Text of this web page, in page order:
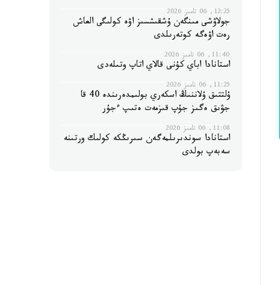
12:25, 06 تامىز 2026
جولاۋشى مىنگەن ۇشقىشسىز اۋە كولىگى العاش
رەت اۋەگە كوتەرىلدى
11:40, 06 تامىز 2026
استانادا اباي كۇنى قالاي اتاپ وتىلەدى
11:25, 06 تامىز 2026
ۇلتتىق ۇلاننىڭ اسكەري بولىمدەرىندە 40 قا
جۋىق ەگىز جۇپ قىزمەت ەتىپ ءجۇر
11:08, 06 تامىز 2026
استانادا سوندىرىلمەگەن سىرىڭكە كولىك ورتىنە
سەبەپ بولدى